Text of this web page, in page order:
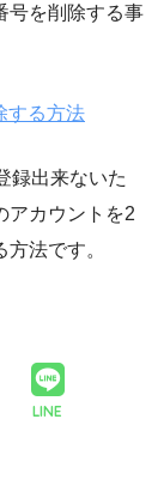
号を削除する事
する方法
録出来ないた
アカウントを2
法です。
LINE